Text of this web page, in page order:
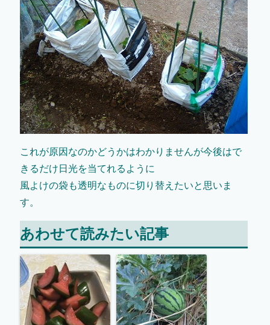
これが原因なのかどうかはわかりませんが今後はで
きるだけ日光を当てれるように
風よけの袋も透明なものに切り替えたいと思いま
す。
あわせて読みたい記事